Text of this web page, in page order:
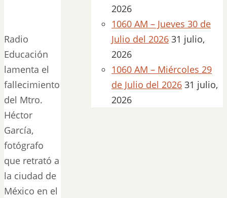
Radio
Educación
lamenta el
fallecimiento
del Mtro.
Héctor
García,
fotógrafo
que retrató a
la ciudad de
México en el
2026
1060 AM – Jueves 30 de
Julio del 2026 31 julio,
2026
1060 AM – Miércoles 29
de Julio del 2026 31 julio,
2026